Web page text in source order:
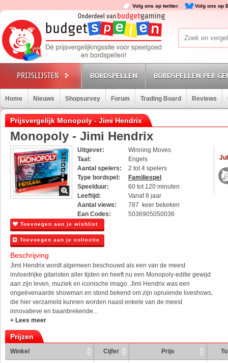
Volg ons op twitter Volg ons op
BORDSPELLEN BORDSPELLEN PER
Home Nieuws Shopsurvey Forum Trading Board Reviews
Prijsvergelijk Monopoly - Jimi Hendrix
Monopoly - Jimi Hendrix
Uitgever:
Winning Moves
Taal:
Engels
Aantal spelers:
2 tot 4 spelers
Type bordspel:
Familiespel
Speelduur:
60 tot 120 minuten
Leeftijd:
Vanaf 8 jaar
Aantal views:
787 keer bekeken
Ean Codes:
5036905050036
Toevoegen aan je wishlist
Toevoegen aan je collectie
Beschrijving
Jimi Hendrix wordt algemeen beschouwd als een van de meest
invloedrijke gitaristen aller tijden en heeft nu een Monopoly-editie gewijd
aan zijn leven, muziek en iconische imago. Jimi Hendrix was een
ongeëvenaarde showman en stond bekend om zijn opruiende liveshows,
die hier verzameld kunnen worden naast enkele van de meest
innovatieve en baanbrekende...
+ Lees meer
Prijzen
Winkel Cijfer Prijs